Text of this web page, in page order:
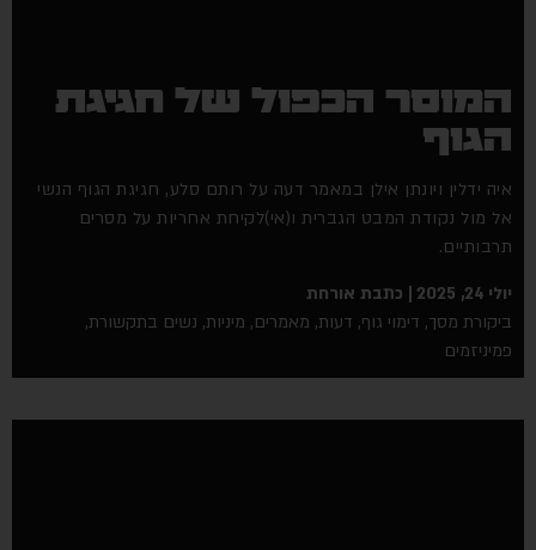
המוסר הכפול של חגיגת
הגוף
איה ידלין ויונתן אילן במאמר דעה על רותם סלע, חגיגת הגוף הנשי
אל מול נקודת המבט הגברית ו(אי)לקיחת אחריות על מסרים
תרבותיים.
יולי 24, 2025
כתבת אורחת
ביקורת מסך, דימוי גוף, דעות, מאמרים, מיניות, נשים בתקשורת,
פמיניזמים